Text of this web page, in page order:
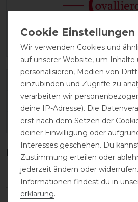
Varianten-ID: 286031
SKU:COV-3231722
EAN: 4018653418208
Kundenrezensionen
Wir verwenden Cookies und
auf unserer Website, um Inhalte
personalisieren, Medien von
einzubinden und Zugriffe zu
verarbeiten wir
deine IP-Adresse). Die
erst nach dem Setzen der
deiner Einwilligung oder
Interesses geschehen. Du
Zustimmung erteilen oder
jederzeit ändern oder
Informationen findest du in
erklärung.